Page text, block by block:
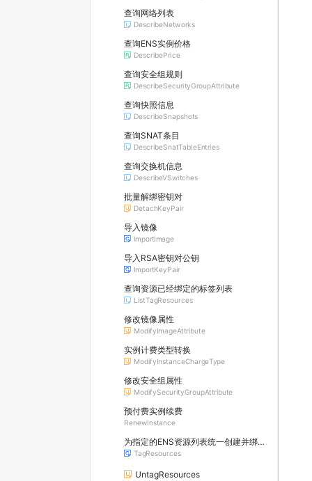
查询网络列表
DescribeNetworks
查询ENS实例价格
DescribePrice
查询安全组规则
DescribeSecurityGroupAttribute
查询快照信息
DescribeSnapshots
查询SNAT条目
DescribeSnatTableEntries
查询交换机信息
DescribeVSwitches
批量解绑密钥对
DetachKeyPair
导入镜像
ImportImage
导入RSA密钥对公钥
ImportKeyPair
查询资源已经绑定的标签列表
ListTagResources
修改镜像属性
ModifyImageAttribute
实例计费类型转换
ModifyInstanceChargeType
修改安全组属性
ModifySecurityGroupAttribute
预付费实例续费
RenewInstance
为指定的ENS资源列表统一创建并绑定标签
TagResources
UntagResources